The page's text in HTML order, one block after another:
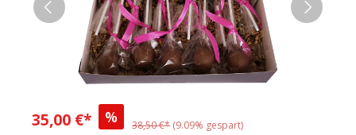
35,00 €* % 38,50 €* (9.09% gespart)